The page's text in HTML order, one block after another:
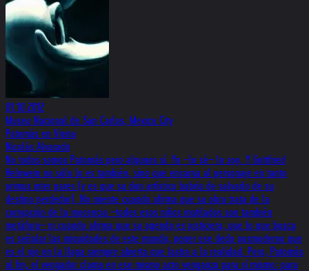
01.10.2012
Museo Nacional de San Carlos, Mexico City
Patomás en Viena
Nicolás Alvarado
No todos somos Patomás pero algunos sí. Yo −lo sé− lo soy. Y Gottfried
Helnwein no sólo lo es también, sino que encarna al personaje en tanto
primus inter pares (y es que su don artístico habría de salvarlo de su
destino perdedor). No miente cuando afirma que su obra trata de la
corrupción de la inocencia −todos esos niños mutilados son también
metáfora− ni cuando afirma que su agenda es justiciera, que lo que busca
es señalar las iniquidades de este mundo, poner ese dedo posmoderno que
es el ojo en la llaga siempre abierta que lastra a la realidad. Pero, Patomás
al fin, el vengador clama en ese mismo acto venganza para sí mismo: para